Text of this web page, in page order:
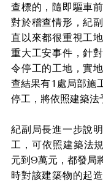
查標的，隨即驅車
對於稽查情形，紀
直以來都很重視工
重大工安事件，針
令停工的工地，實
查結果有1處局部施
停工，將依照建築法
紀副局長進一步說
工，可依照建築法
元到9萬元，都發局
時對該建築物的起